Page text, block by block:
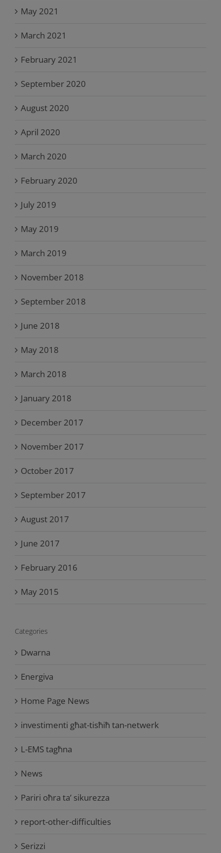
May 2021
March 2021
February 2021
September 2020
August 2020
April 2020
March 2020
February 2020
July 2019
May 2019
March 2019
November 2018
September 2018
June 2018
May 2018
March 2018
January 2018
December 2017
November 2017
October 2017
September 2017
August 2017
June 2017
February 2016
May 2015
Categories
Dwarna
Energiva
Home Page News
investimenti għat-tisħiħ tan-netwerk
L-EMS tagħna
News
Pariri oħra ta’ sikurezza
report-other-difficulties
Serizzi